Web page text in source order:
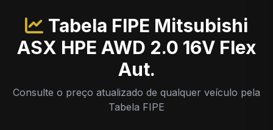
Tabela FIPE Mitsubishi
ASX HPE AWD 2.0 16V Flex
Aut.
Consulte o preço atualizado de qualquer veículo pela
Tabela FIPE